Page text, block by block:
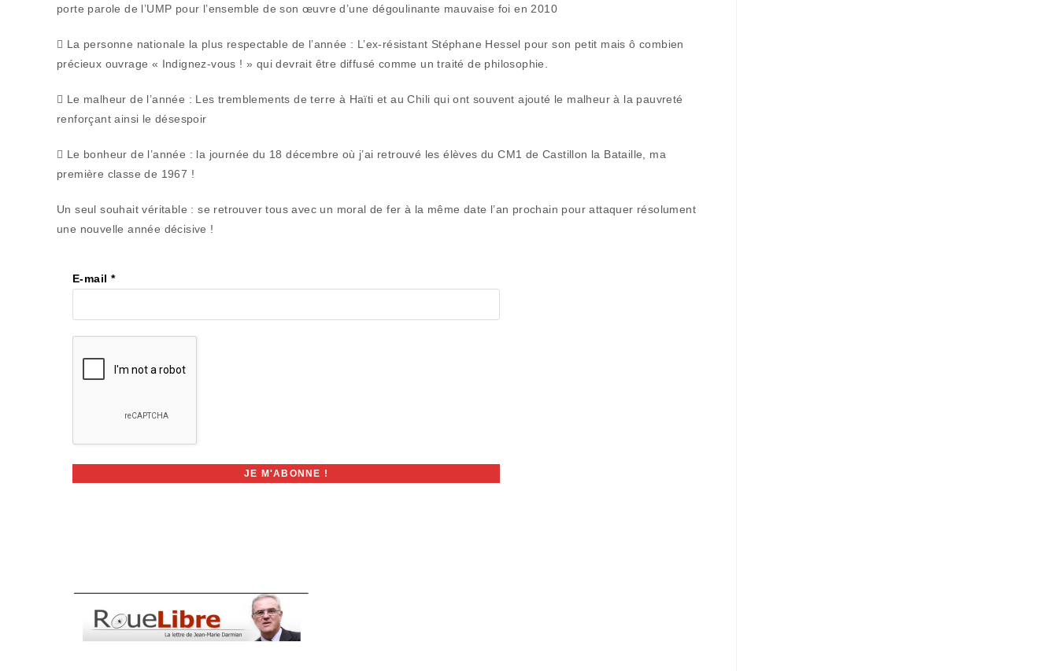
porte parole de l’UMP pour l’ensemble de son œuvre d’une dégoulinante mauvaise foi en 2010
 La personne nationale la plus respectable de l’année : L’ex-résistant Stéphane Hessel pour son petit mais ô combien
précieux ouvrage « Indignez-vous ! » qui devrait être diffusé comme un traité de philosophie.
 Le malheur de l’année : Les tremblements de terre à Haïti et au Chili qui ont souvent ajouté le malheur à la pauvreté
renforçant ainsi le désespoir
 Le bonheur de l’année : la journée du 18 décembre où j’ai retrouvé les élèves du CM1 de Castillon la Bataille, ma
première classe de 1967 !
Un seul souhait véritable : se retrouver tous avec un moral de fer à la même date l’an prochain pour attaquer résolument
une nouvelle année décisive !
E-mail *